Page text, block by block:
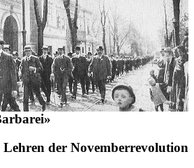
der Novemberrevolution